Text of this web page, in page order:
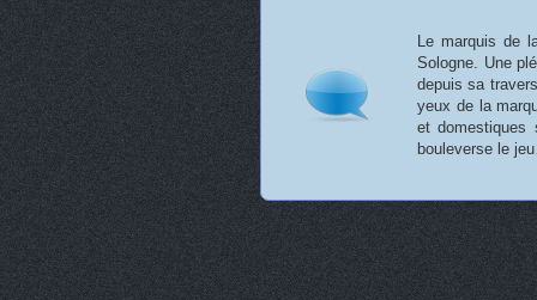
Le marquis de
Sologne. Une
depuis sa
yeux de la
et domestiques
bouleverse le